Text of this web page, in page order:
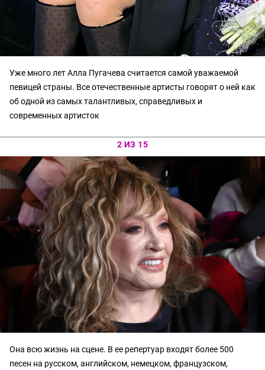
Уже много лет Алла Пугачева считается самой уважаемой
певицей страны. Все отечественные артисты говорят о ней как
об одной из самых талантливых, справедливых и
современных артисток
2 ИЗ 15
Она всю жизнь на сцене. В ее репертуар входят более 500
песен на русском, английском, немецком, французском,